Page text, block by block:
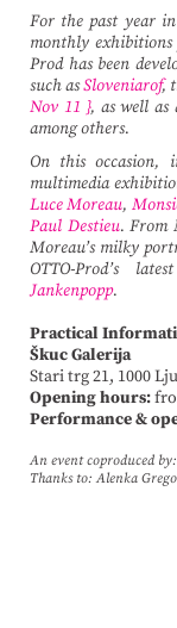
For the past year
monthly
Prod has been
such asSloveniarof,
Nov 11 }, as well
among others.
On this
multimedia
Luce Moreau,
Paul Destieu. From
Moreau’s milky
OTTO-Prod’s
Jankenpopp.
Practical
Škuc Galerija
Stari trg 21, 1000
Opening hours:
Performance &
An event coproduced
Thanks to: Alenka